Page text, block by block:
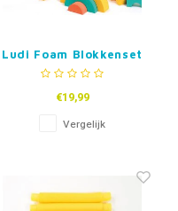
Ludi Foam Blokkenset
€19,99
Vergelijk